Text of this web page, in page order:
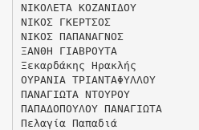
ΝΙΚΟΛΕΤΑ ΚΟΖΑΝΙΔΟΥ
ΝΙΚΟΣ ΓΚΕΡΤΣΟΣ
ΝΙΚΟΣ ΠΑΠΑΝΑΓΝΟΣ
ΞΑΝΘΗ ΓΙΑΒΡΟΥΤΑ
Ξεκαρδάκης Ηρακλής
ΟΥΡΑΝΙΑ ΤΡΙΑΝΤΑΦΥΛΛΟΥ
ΠΑΝΑΓΙΩΤΑ ΝΤΟΥΡΟΥ
ΠΑΠΑΔΟΠΟΥΛΟΥ ΠΑΝΑΓΙΩΤΑ
Πελαγία Παπαδιά